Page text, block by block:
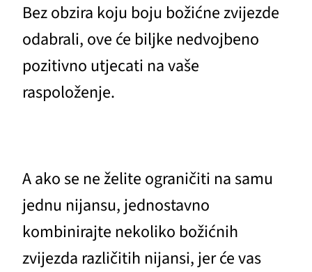
Bez obzira koju boju božićne zvijezde
odabrali, ove će biljke nedvojbeno
pozitivno utjecati na vaše
raspoloženje.
A ako se ne želite ograničiti na samu
jednu nijansu, jednostavno
kombinirajte nekoliko božićnih
zvijezda različitih nijansi, jer će vas